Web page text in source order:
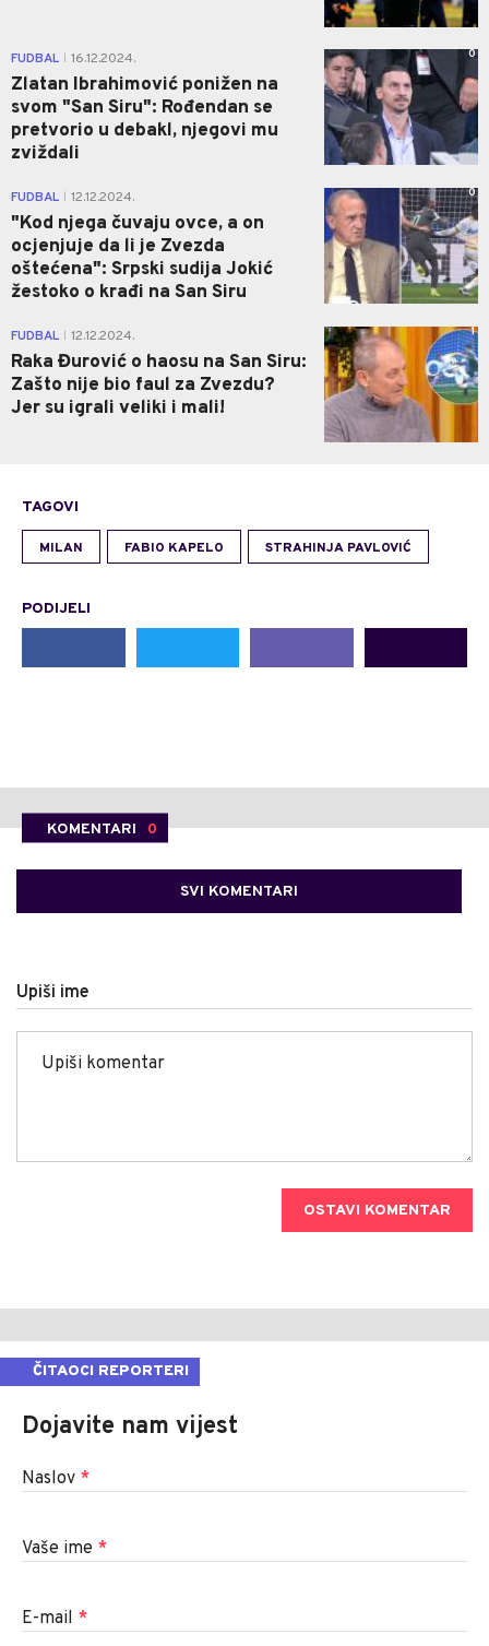
FUDBAL 16.12.2024.
Zlatan Ibrahimović ponižen na
svom "San Siru": Rođendan se
pretvorio u debakl, njegovi mu
zviždali
0
FUDBAL 12.12.2024.
"Kod njega čuvaju ovce, a on
ocjenjuje da li je Zvezda
oštećena": Srpski sudija Jokić
žestoko o krađi na San Siru
0
FUDBAL 12.12.2024.
Raka Đurović o haosu na San Siru:
Zašto nije bio faul za Zvezdu?
Jer su igrali veliki i mali!
1
TAGOVI
MILAN FABIO KAPELO STRAHINJA PAVLOVIĆ
PODIJELI
KOMENTARI 0
SVI KOMENTARI
Upiši ime
OSTAVI KOMENTAR
ČITAOCI REPORTERI
Dojavite nam vijest
Naslov *
Vaše ime *
E-mail *